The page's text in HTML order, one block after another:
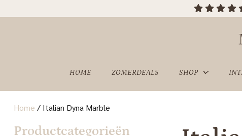
HOME ZOMERDEALS SHOP
SHOWROOM
Home / Italian Dyna Marble
Productcategorieën